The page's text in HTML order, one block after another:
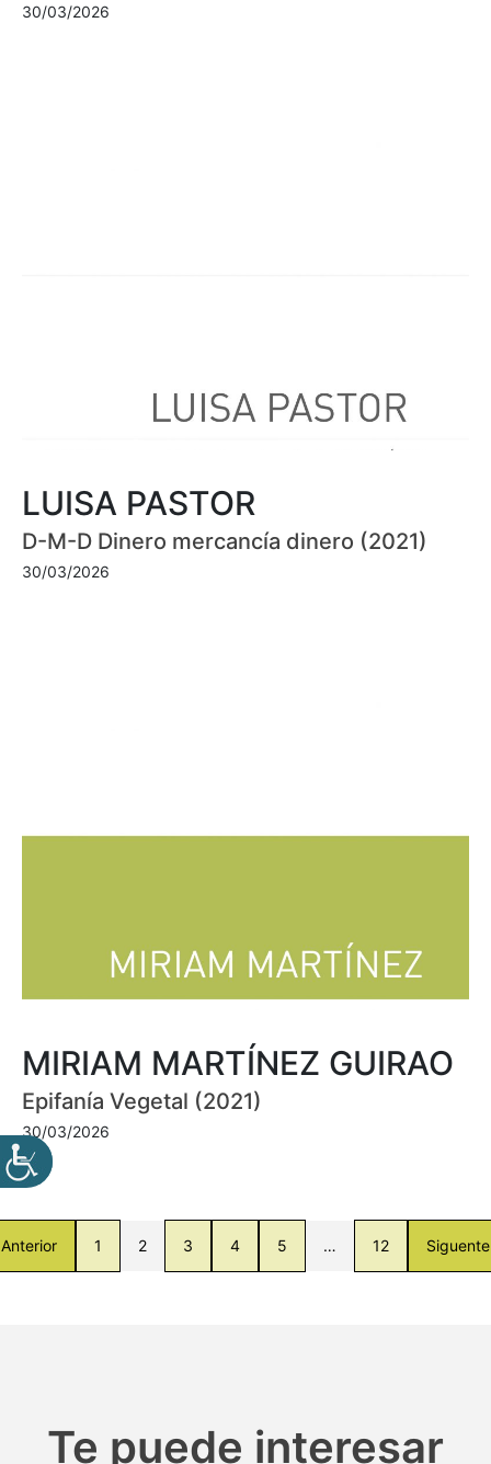
30/03/2026
LUISA PASTOR
D-M-D Dinero mercancía dinero (2021)
30/03/2026
MIRIAM MARTÍNEZ GUIRAO
Epifanía Vegetal (2021)
30/03/2026
Anterior 1 2 3 4 5 … 12 Siguente
Te puede interesar